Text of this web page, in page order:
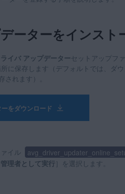
ーターをインスト
イバ アップデーター セットアップフ
に保存します（デフォルトでは、ダ
されます）。
をダウンロード
イル
管理者として実行 ］を選択します。